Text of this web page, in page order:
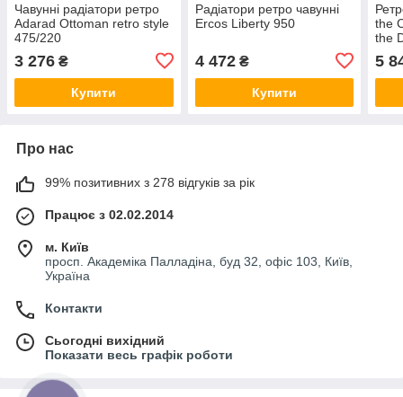
Чавунні радіатори ретро
Adarad Ottoman retro style
475/220
3 276 ₴
Купити
Радіатори ретро чавунні
Ercos Liberty 950
4 472₴
Купити
the
the
5
Про нас
99% позитивних з 278 відгуків за рік
Працює з 02.02.2014
м. Київ
просп. Академіка Палладіна, буд 32, офіс 103, Київ,
Україна
Контакти
Сьогодні вихідний
Показати весь графік роботи